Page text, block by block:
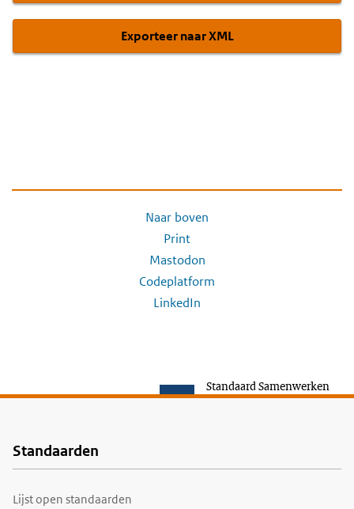
Exporteer naar XML
Naar boven
Print
Mastodon
Codeplatform
LinkedIn
Standaard Samenwerken
Voet
Standaarden
Lijst open standaarden